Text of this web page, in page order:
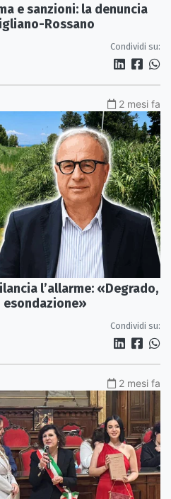
e sanzioni: la denuncia
Rossano
Condividi su:
2 mesi fa
l’allarme: «Degrado,
Condividi su:
2 mesi fa